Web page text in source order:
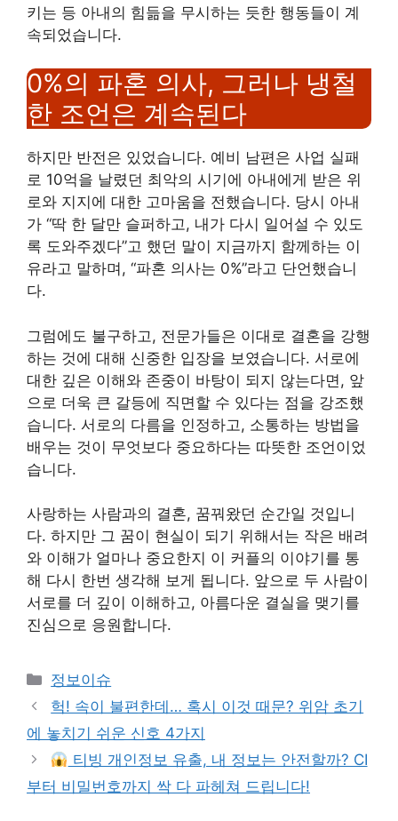
키는 등 아내의 힘듦을 무시하는 듯한 행동들이 계
속되었습니다.
0%의 파혼 의사, 그러나 냉철
한 조언은 계속된다
하지만 반전은 있었습니다. 예비 남편은 사업 실패
로 10억을 날렸던 최악의 시기에 아내에게 받은 위
로와 지지에 대한 고마움을 전했습니다. 당시 아내
가 “딱 한 달만 슬퍼하고, 내가 다시 일어설 수 있도
록 도와주겠다”고 했던 말이 지금까지 함께하는 이
유라고 말하며, “파혼 의사는 0%”라고 단언했습니
다.
그럼에도 불구하고, 전문가들은 이대로 결혼을 강행
하는 것에 대해 신중한 입장을 보였습니다. 서로에
대한 깊은 이해와 존중이 바탕이 되지 않는다면, 앞
으로 더욱 큰 갈등에 직면할 수 있다는 점을 강조했
습니다. 서로의 다름을 인정하고, 소통하는 방법을
배우는 것이 무엇보다 중요하다는 따뜻한 조언이었
습니다.
사랑하는 사람과의 결혼, 꿈꿔왔던 순간일 것입니
다. 하지만 그 꿈이 현실이 되기 위해서는 작은 배려
와 이해가 얼마나 중요한지 이 커플의 이야기를 통
해 다시 한번 생각해 보게 됩니다. 앞으로 두 사람이
서로를 더 깊이 이해하고, 아름다운 결실을 맺기를
진심으로 응원합니다.
Categories
정보이슈
헉! 속이 불편한데… 혹시 이것 때문? 위암 초기
에 놓치기 쉬운 신호 4가지
티빙 개인정보 유출, 내 정보는 안전할까? CI
부터 비밀번호까지 싹 다 파헤쳐 드립니다!